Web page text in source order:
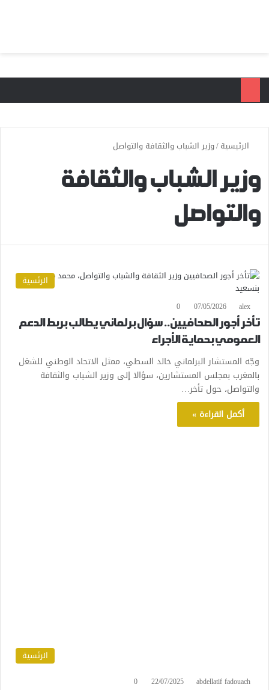
الرئيسية/وزير الشباب والثقافة والتواصل
وزير الشباب والثقافة
والتواصل
الرئسية
alex
07/05/2026
0
تأخر أجور الصحافيين.. سؤال برلماني يطالب بربط الدعم
العمومي بحماية الأجراء
وجّه المستشار البرلماني خالد السطي، ممثل الاتحاد الوطني للشغل
بالمغرب بمجلس المستشارين، سؤالا إلى وزير الشباب والثقافة
والتواصل، حول تأخر…
أكمل القراءة »
الرئسية
abdellatif fadouach
22/07/2025
0